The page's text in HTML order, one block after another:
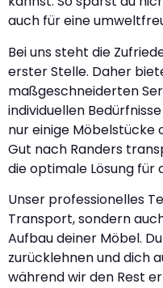
auch für eine
Bei uns steht die
erster Stelle. Daher
maßgeschneiderten
individuellen
nur einige Möbelstücke
Gut nach Randers
die optimale Lösung für
Unser professionelles
Transport, sondern
Aufbau deiner Möbel.
zurücklehnen und dich
während wir den Rest